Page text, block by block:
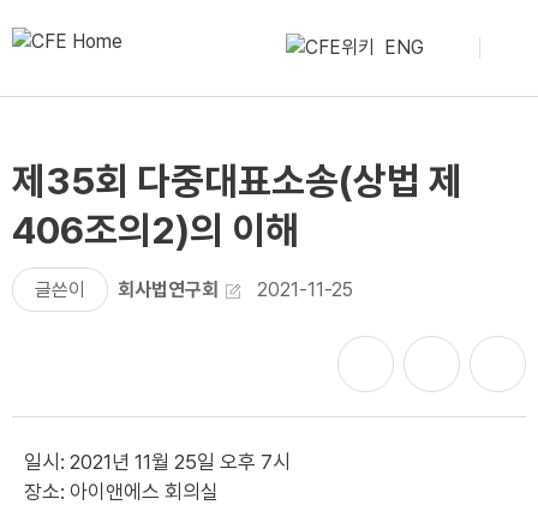
ENG
제35회 다중대표소송(상법 제
406조의2)의 이해
글쓴이 회사법연구회 2021-11-25
일시: 2021년 11월 25일 오후 7시
장소: 아이앤에스 회의실